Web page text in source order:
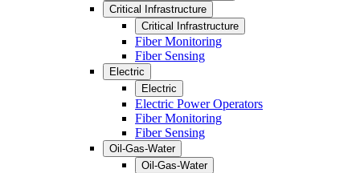
Critical Infrastructure
Critical Infrastructure
Fiber Monitoring
Fiber Sensing
Electric
Electric
Electric Power Operators
Fiber Monitoring
Fiber Sensing
Oil-Gas-Water
Oil-Gas-Water